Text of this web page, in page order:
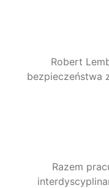
Robert
bezpieczeństwa
Razem